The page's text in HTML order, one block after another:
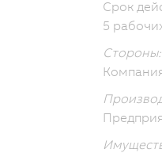
Срок
5
Стороны: